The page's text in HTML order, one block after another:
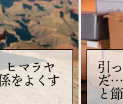
ヒマラヤ
をよくす
引
だ…
と